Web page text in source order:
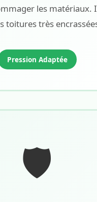
les matériaux.
toitures très
Pression Adaptée
🛡️